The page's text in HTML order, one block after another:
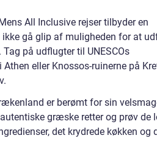
All Inclusive rejser tilbyder en
gå glip af muligheden for at
på udflugter til UNESCOs
eller Knossos-ruinerne på
er berømt for sin
græske retter og prøv de
det krydrede køkken og